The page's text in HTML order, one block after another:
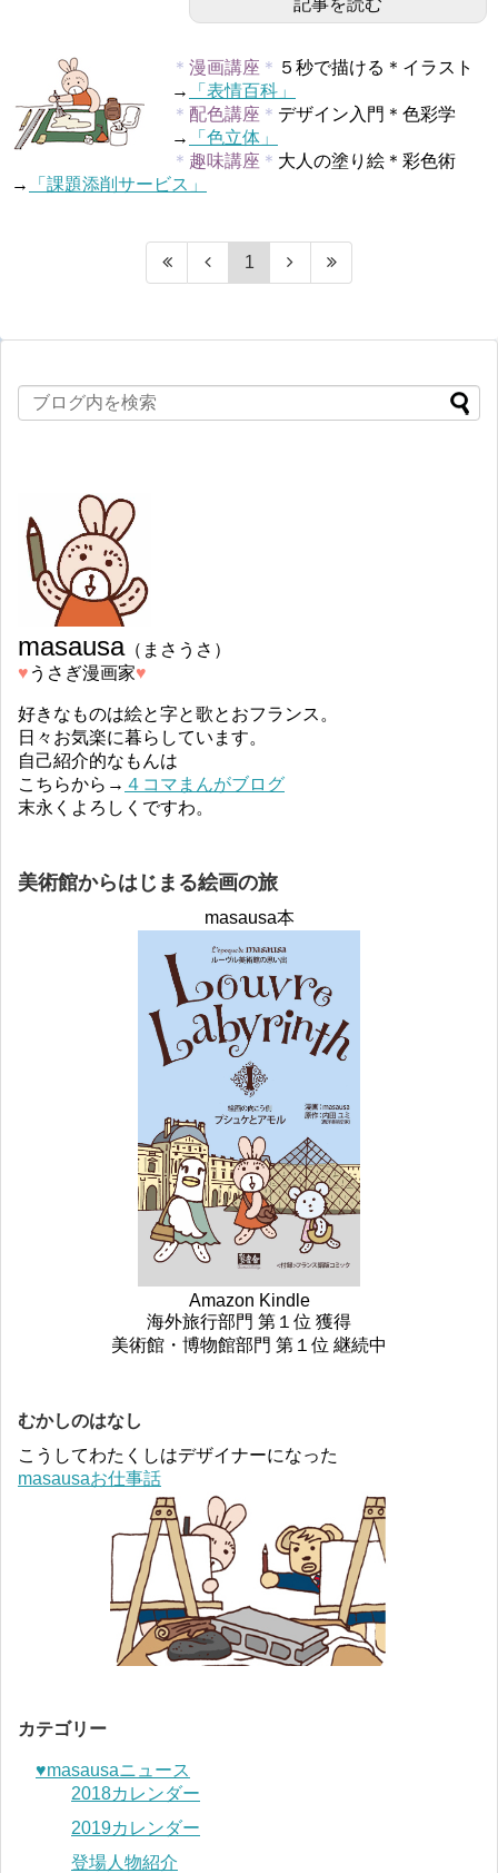
記事を読む
＊ 漫画講座 ＊ ５秒で描ける＊イラスト
→
「表情百科」
＊ 配色講座 ＊ デザイン入門＊色彩学
→
「色立体」
＊ 趣味講座 ＊ 大人の塗り絵＊彩色術
→
「課題添削サービス」
1
masausa（まさうさ）
♥︎ うさぎ漫画家♥︎
好きなものは絵と字と歌とおフランス。
日々お気楽に暮らしています。
自己紹介的なもんは
こちらから→ ４コマまんがブログ
末永くよろしくですわ。
美術館からはじまる絵画の旅
masausa本
Amazon Kindle
海外旅行部門 第１位 獲得
美術館・博物館部門 第１位 継続中
むかしのはなし
こうしてわたくしはデザイナーになった
masausaお仕事話
カテゴリー
♥︎masausaニュース
2018カレンダー
2019カレンダー
登場人物紹介